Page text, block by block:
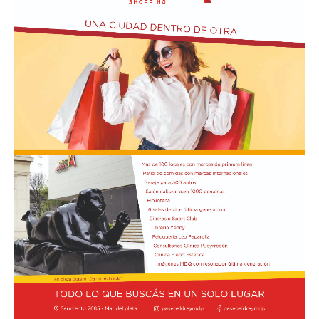
de Red Bull, aparecen en la segunda posición
compartida y completan el podio con 8 de valoración
cada uno. El cuarto puesto tiene un triple empate entre
Pierre Gasly, compañero de Colapinto en Alpine; Liam
Lawson, de Racing Bulls; y George Russell, de Mercedes,
todos con 7,6.
Por detrás, el debutante Arvid Lindblad, de Racing Bulls,
está igualado con el vigente campeón Lando Norris, de
McLaren, en el séptimo lugar, los dos con un puntaje de
7,5. A su vez, Charles Leclerc, de Ferrari, figura en el
noveno puesto en soledad, con una valoración de 7,4.
Finalmente, Colapinto y Hadjar están igualados en el
décimo con 7,0 cada uno.
La propia página web oficial de la F1 acompañó la
puntuación de cada piloto con un análisis escrito sobre